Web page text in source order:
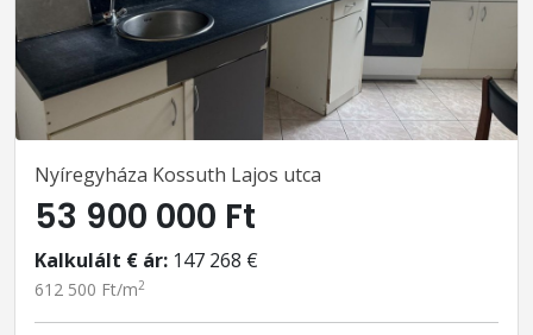
Nyíregyháza Kossuth Lajos utca
53 900 000 Ft
Kalkulált € ár: 147 268 €
612 500 Ft/m2